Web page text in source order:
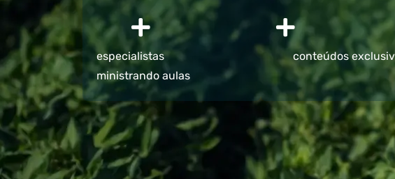
especialistas
ministrando aulas
+
conteúdos
+